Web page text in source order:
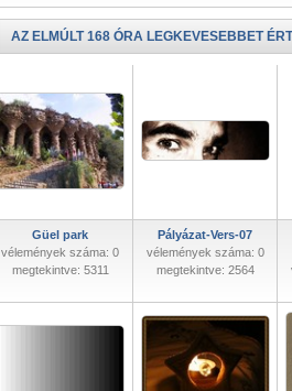
AZ ELMÚLT 168 ÓRA LEGKEVESEBBET
Güel park
vélemények száma: 0
megtekintve: 5311
Pályázat-Vers-07
vélemények száma: 0
megtekintve: 2564